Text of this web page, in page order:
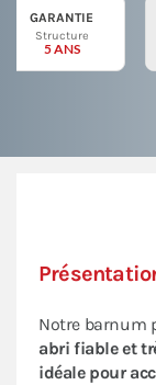
GARANTIE
Structure
5 ANS
Notre barnum
abri fiable et
idéale pour